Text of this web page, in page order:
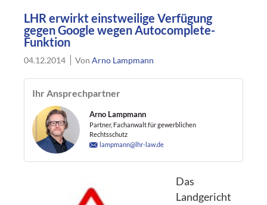
LHR erwirkt einstweilige Verfügung
gegen Google wegen Autocomplete-
Funktion
04.12.2014 VonArno Lampmann
Ihr Ansprechpartner
Arno Lampmann
Partner, Fachanwalt für gewerblichen
Rechtsschutz
lampmann@lhr-law.de
Das
Landgericht